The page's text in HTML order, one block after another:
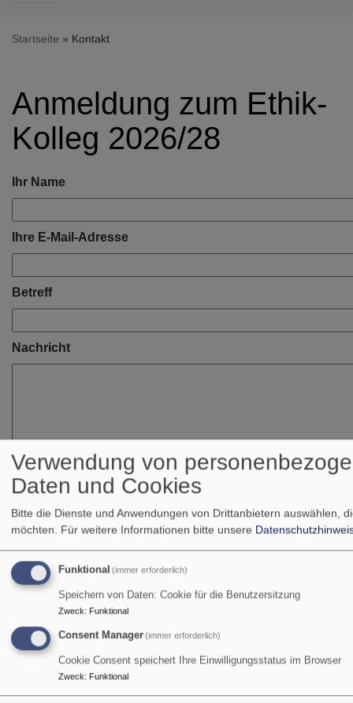
Startseite Kontakt
Anmeldung zum Ethik-
Kolleg 2026/28
Ihr Name
Ihre E-Mail-Adresse
Betreff
Nachricht
Bitte geben Sie in Ihrer Nachricht keine Links oder
Internetadressen an.
CAPTCHA
Welche Zeichen sind in dem Bild
Verwendung von
Daten und Cookies
Bitte die Dienste und Anwendungen von Drittanbietern auswählen,
möchten. Für weitere Informationen bitte unsere
Funktional (immer erforderlich)
Speichern von Daten: Cookie für die Benutzersitzung
Zweck: Funktional
Consent Manager(immer erforderlich)
Cookie Consent speichert Ihre Einwilligungsstatus im Browser
Zweck: Funktional